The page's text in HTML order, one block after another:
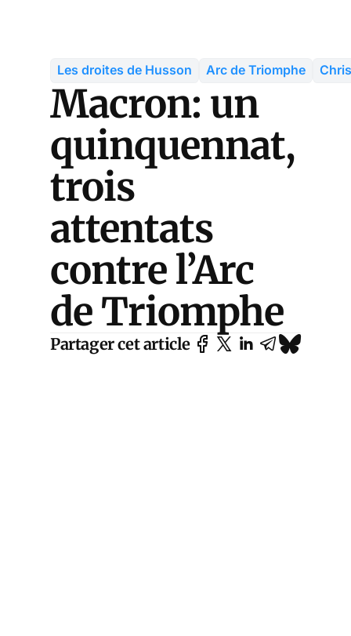
Les droites de Husson Arc de Triomphe
Macron: un
quinquennat,
trois
attentats
contre l’Arc
de Triomphe
Partager cet article